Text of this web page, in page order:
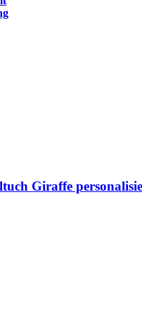
Giraffe